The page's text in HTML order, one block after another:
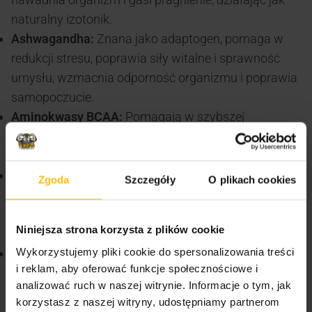
Zgoda Szczegóły O plikach cookies
Niniejsza strona korzysta z plików cookie
Wykorzystujemy pliki cookie do spersonalizowania treści
i reklam, aby oferować funkcje społecznościowe i
analizować ruch w naszej witrynie. Informacje o tym, jak
korzystasz z naszej witryny, udostępniamy partnerom
naturalny izotonik.
Ashwagandha: Znana jako adaptogen, pomaga w
redukcji stresu, poprawia siły witalne i sprawność
umysłu, wzmacnia odporność organizmu i poprawia
samopoczucie.
Aminokwasy BCAA: Pomagają w szybszej
regeneracji mięśni po treningu, łagodząc ból mięśni i
Witaminy z grupy B:
Odpowiedzialne za prawidłowe
intelektualną.
Witamina C:Antyoksydant, który chroni komórki
przed wolnymi rodnikami i stresem oksydacyjnym.
Wspiera układ odpornościowy i pomaga w walce ze